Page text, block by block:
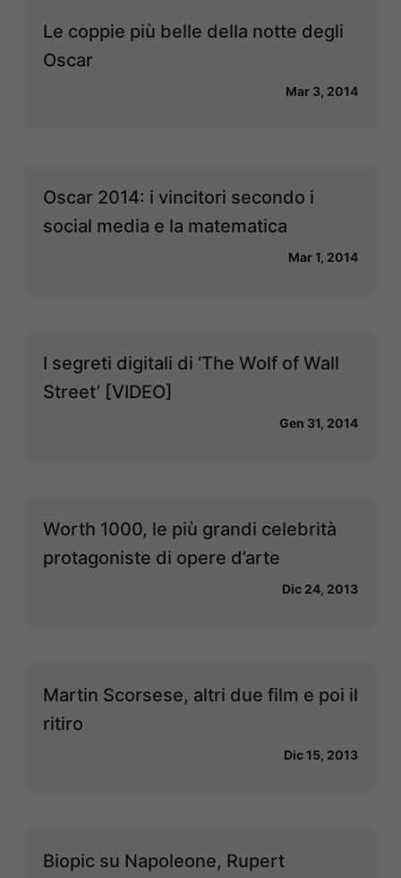
Le coppie più belle della notte degli
Oscar
Mar 3, 2014
Oscar 2014: i vincitori secondo i
social media e la matematica
Mar 1, 2014
I segreti digitali di ‘The Wolf of Wall
Street’ [VIDEO]
Gen 31, 2014
Worth 1000, le più grandi celebrità
protagoniste di opere d’arte
Dic 24, 2013
Martin Scorsese, altri due film e poi il
ritiro
Dic 15, 2013
Biopic su Napoleone, Rupert